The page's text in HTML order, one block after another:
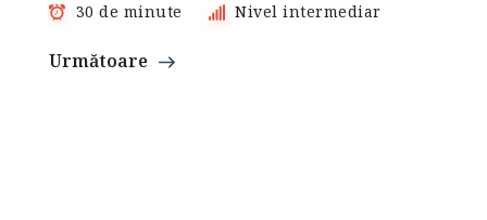
30 de minute Nivel intermediar
Următoare